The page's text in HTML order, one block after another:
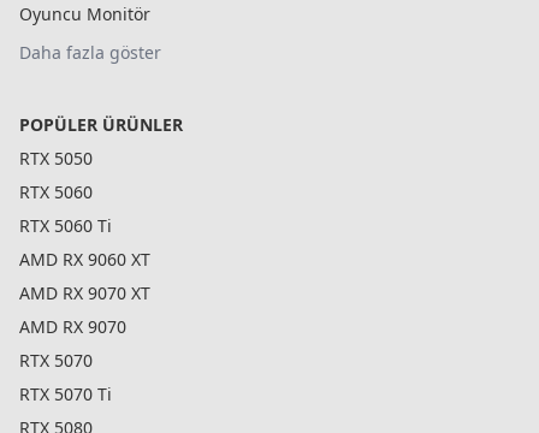
Oyuncu Monitör
Daha fazla göster
POPÜLER ÜRÜNLER
RTX 5050
RTX 5060
RTX 5060 Ti
AMD RX 9060 XT
AMD RX 9070 XT
AMD RX 9070
RTX 5070
RTX 5070 Ti
RTX 5080